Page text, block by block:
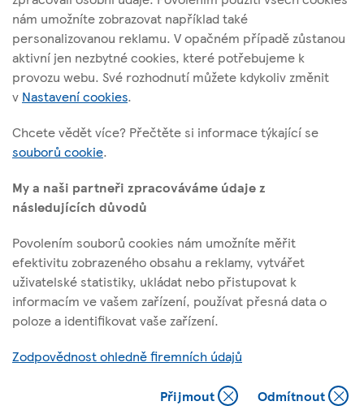
Tesco Stores ČR, a. s.
Vršovická 1527/68b; 100 00 Praha 10
O těchto stránkách
Užitečné odkazy
Sledujte nás
n
i
f
c
y
u
soudu v Praze
@ Tescoplc.com 2026. Všechna práva vyhrazena.
nám umožníte zobrazovat například také
personalizovanou reklamu. V opačném případě zůstanou
aktivní jen nezbytné cookies, které potřebujeme k
provozu webu. Své rozhodnutí můžete kdykoliv změnit
v Nastavení cookies.
Chcete vědět více? Přečtěte si informace týkající se
souborů cookie.
My a naši partneři zpracováváme údaje z
následujících důvodů
Povolením souborů cookies nám umožníte měřit
efektivitu zobrazeného obsahu a reklamy, vytvářet
uživatelské statistiky, ukládat nebo přistupovat k
informacím ve vašem zařízení, používat přesná data o
poloze a identifikovat vaše zařízení.
Zodpovědnost ohledně firemních údajů
PřijmoutClose Odmítnout
Close